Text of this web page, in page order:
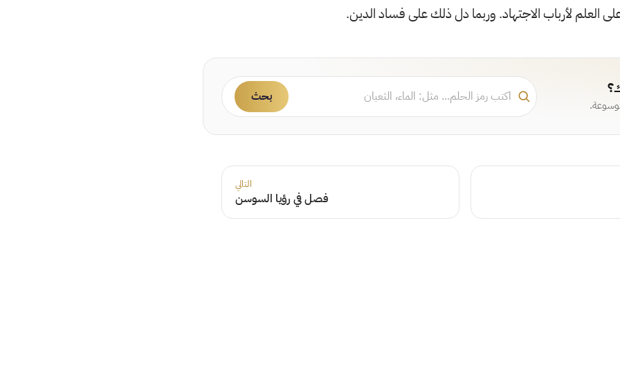
العلم لأرباب الاجتهاد. وربما دل ذلك على فساد الدين.
بحث
التالي
فصل في رؤيا السوسن